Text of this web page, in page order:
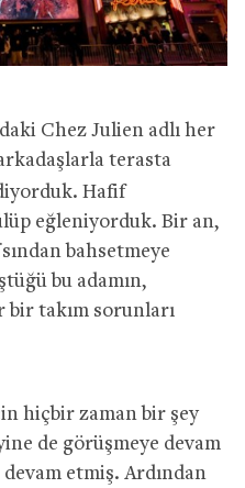
Chez Julien adlı her
terasta
Hafif
eğleniyorduk. Bir an,
bahsetmeye
bu adamın,
bir takım sorunları
hiçbir zaman bir şey
de görüşmeye devam
etmiş. Ardından